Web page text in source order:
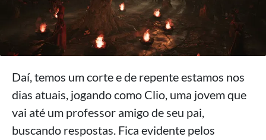
Daí, temos um corte e de repente estamos nos
dias atuais, jogando como Clio, uma jovem que
vai até um professor amigo de seu pai,
buscando respostas. Fica evidente pelos